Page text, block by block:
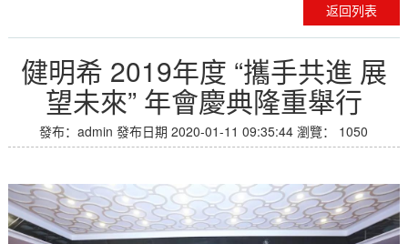
返回列表
健明希 2019年度 “攜手共進 展
望未來” 年會慶典隆重舉行
發布：admin發布日期 2020-01-11 09:35:44瀏覽： 1050